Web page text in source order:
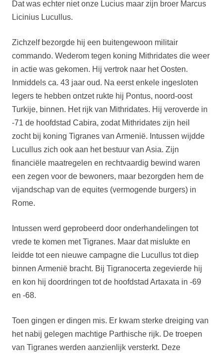
Dat was echter niet onze Lucius maar zijn broer Marcus
Licinius Lucullus.
Zichzelf bezorgde hij een buitengewoon militair
commando. Wederom tegen koning Mithridates die weer
in actie was gekomen. Hij vertrok naar het Oosten.
Inmiddels ca. 43 jaar oud. Na eerst enkele ingesloten
legers te hebben ontzet rukte hij Pontus, noord-oost
Turkije, binnen. Het rijk van Mithridates. Hij veroverde in
-71 de hoofdstad Cabira, zodat Mithridates zijn heil
zocht bij koning Tigranes van Armenië. Intussen wijdde
Lucullus zich ook aan het bestuur van Asia. Zijn
financiële maatregelen en rechtvaardig bewind waren
een zegen voor de bewoners, maar bezorgden hem de
vijandschap van de equites (vermogende burgers) in
Rome.
Intussen werd geprobeerd door onderhandelingen tot
vrede te komen met Tigranes. Maar dat mislukte en
leidde tot een nieuwe campagne die Lucullus tot diep
binnen Armenië bracht. Bij Tigranocerta zegevierde hij
en kon hij doordringen tot de hoofdstad Artaxata in -69
en -68.
Toen gingen er dingen mis. Er kwam sterke dreiging van
het nabij gelegen machtige Parthische rijk. De troepen
van Tigranes werden aanzienlijk versterkt. Deze